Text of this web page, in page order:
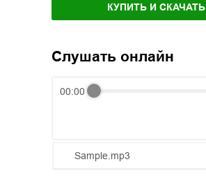
КУПИТЬ И СКАЧАТЬ
Слушать онлайн
00:00
Sample.mp3